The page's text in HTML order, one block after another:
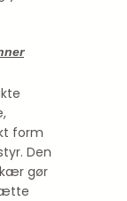
form
Den
gør